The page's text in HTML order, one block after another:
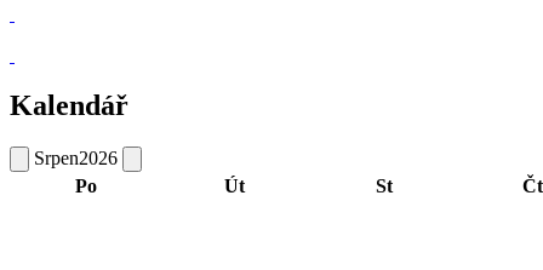
Kalendář
Srpen2026
Po
Út St Čt